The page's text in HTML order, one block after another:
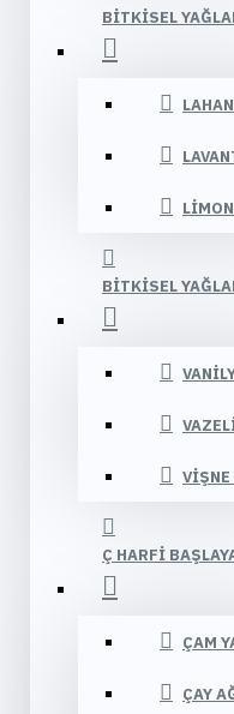
BITKISEL
BITKISEL
VIŞNE
Ç HARFI
ÇAM
ÇAY